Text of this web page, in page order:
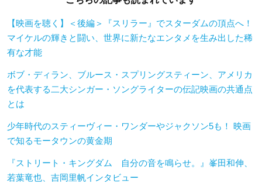
【映画を聴く】＜後編＞『スリラー』でスターダムの頂点へ！
マイケルの輝きと闘い、世界に新たなエンタメを生み出した稀
有な才能
ボブ・ディラン、ブルース・スプリングスティーン、アメリカ
を代表する二大シンガー・ソングライターの伝記映画の共通点
とは
少年時代のスティーヴィー・ワンダーやジャクソン5も！ 映画
で知るモータウンの黄金期
『ストリート・キングダム 自分の音を鳴らせ。』峯田和伸、
若葉竜也、吉岡里帆インタビュー